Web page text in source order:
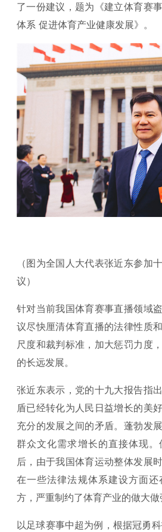
了一份建议，题为《建立体育赛
体系 促进体育产业健康发展》。
（图为全国人大代表张近东参加
议）
针对当前我国体育赛事直播领域
议尽快厘清体育直播的法律性质
尺度和裁判标准，加大惩罚力度
的长远发展。
张近东表示，党的十九大报告指
盾已经转化为人民日益增长的美
充分的发展之间的矛盾。蓬勃发
群众文化需求增长的直接体现
后，由于我国体育运动整体发展
在一些法律法规体系建设方面
方，严重制约了体育产业的做大做
以足球赛事中超为例，根据冠勇